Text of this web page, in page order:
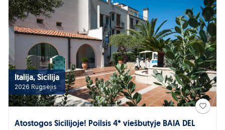
Italija, Sicilija
2026 Rugsėjis
Atostogos Sicilijoje! Poilsis 4* viešbutyje BAIA DEL